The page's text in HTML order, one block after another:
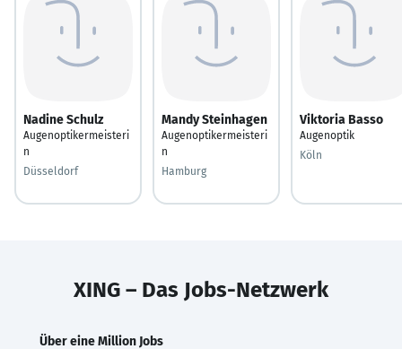
Nadine Schulz
Augenoptikermeisteri
n
Düsseldorf
Mandy Steinhagen
Augenoptikermeisteri
n
Hamburg
Viktoria Basso
Augenoptik
Köln
XING – Das Jobs-Netzwerk
Über eine Million Jobs